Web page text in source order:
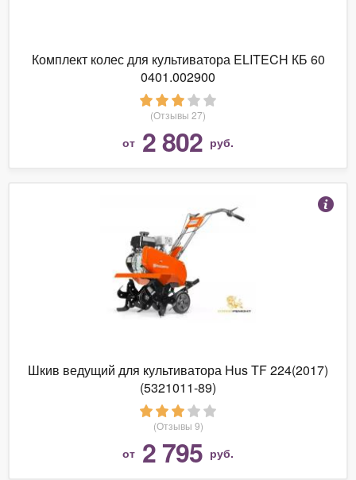
Комплект колес для культиватора ELITECH КБ 60
0401.002900
(Отзывы 27)
от 2 802 руб.
Шкив ведущий для культиватора Hus TF 224(2017)
(5321011-89)
(Отзывы 9)
от 2 795 руб.